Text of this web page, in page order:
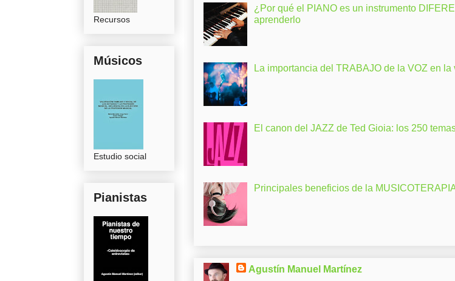
¿Por qué el PIANO es un instrumento
aprenderlo
La importancia del TRABAJO de la VOZ en
El canon del JAZZ de Ted Gioia: los 250
Principales beneficios de la
Agustín Manuel Martínez
Recursos
Músicos
Estudio social
Pianistas